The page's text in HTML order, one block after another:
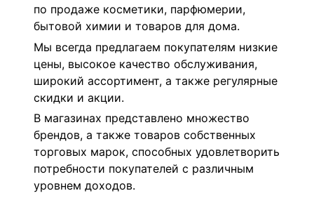
по продаже косметики, парфюмерии,
бытовой химии и товаров для дома.
Мы всегда предлагаем покупателям низкие
цены, высокое качество обслуживания,
широкий ассортимент, а также регулярные
скидки и акции.
В магазинах представлено множество
брендов, а также товаров собственных
торговых марок, способных удовлетворить
потребности покупателей с различным
уровнем доходов.